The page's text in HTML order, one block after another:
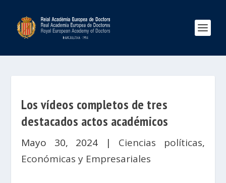
Los vídeos completos de tres
destacados actos académicos
Mayo 30, 2024| Ciencias políticas,
Económicas y Empresariales